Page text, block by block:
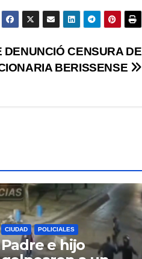
DENUNCIÓ CENSURA DE
BERISSENSE
CIUDAD POLICIALES
Padre e hijo